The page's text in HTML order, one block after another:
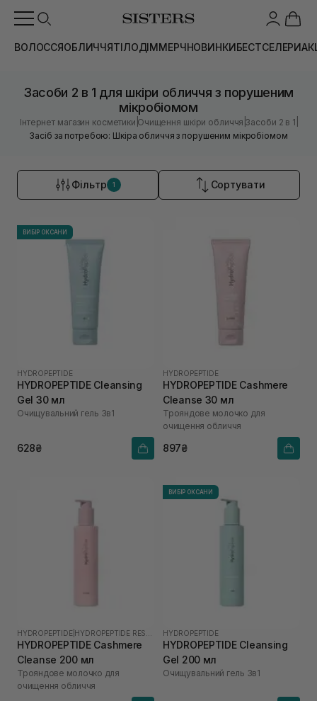
ВОЛОССЯОБЛИЧЧЯТІЛОДІММЕРЧНОВИНКИБЕСТСЕЛЕРИ
Засоби 2 в 1 для шкіри обличчя з порушеним
мікробіомом
Інтернет магазин косметики |Очищення шкіри обличчя |Засоби 2 в 1
Засіб за потребою: Шкіра обличчя з порушеним мікробіомом
Фільтр 1 Сортувати
ВИБІР ОКСАНИ
HYDROPEPTIDE
HYDROPEPTIDE Cleansing
Gel 30 мл
Очищувальний гель 3в1
628₴
HYDROPEPTIDE
HYDROPEPTIDE Cashmere
Cleanse 30 мл
Трояндове молочко для
очищення обличчя
897₴
HYDROPEPTIDE
HYDROPEPTIDE Cashmere
Cleanse 200 мл
Трояндове молочко для
очищення обличчя
ВИБІР ОКСАНИ
HYDROPEPTIDE
HYDROPEPTIDE Cleansing
Gel 200 мл
Очищувальний гель 3в1